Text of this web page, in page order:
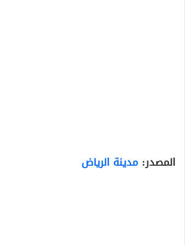
المصدر: مدينة الرياض